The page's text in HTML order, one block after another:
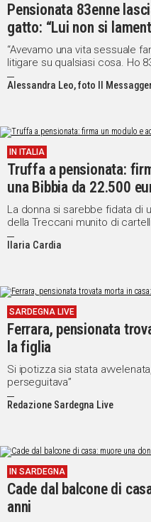
Pensionata 83enne
gatto: “Lui non si
“Avevamo una vita sessuale
litigare su qualsiasi cosa. Ho
un’adolescente che si strugge
Alessandra Leo, foto Il
IN ITALIA
Truffa a pensionata:
una Bibbia da 22.500
La donna si sarebbe fidata di
della Treccani munito di
Ilaria Cardia
SARDEGNA LIVE
Ferrara, pensionata
la figlia
Si ipotizza sia stata
perseguitava”
Redazione Sardegna Live
IN SARDEGNA
Cade dal balcone di
anni